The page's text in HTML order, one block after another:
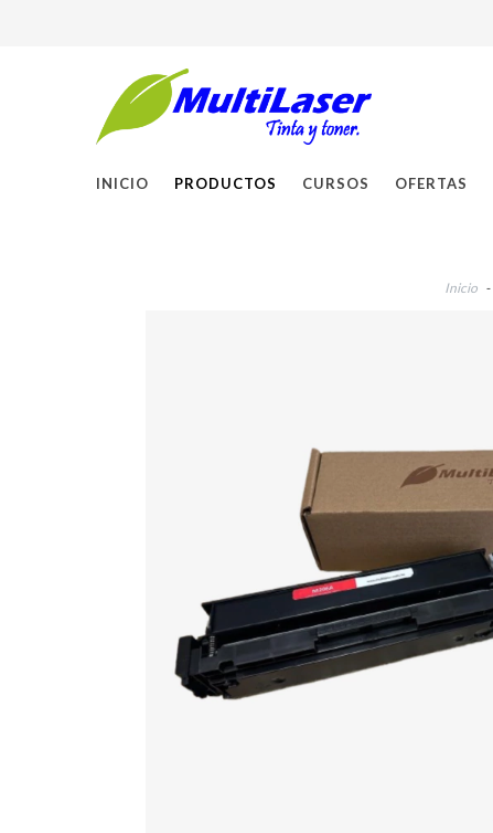
INICIO PRODUCTOS CURSOS OFERTAS
Inicio -